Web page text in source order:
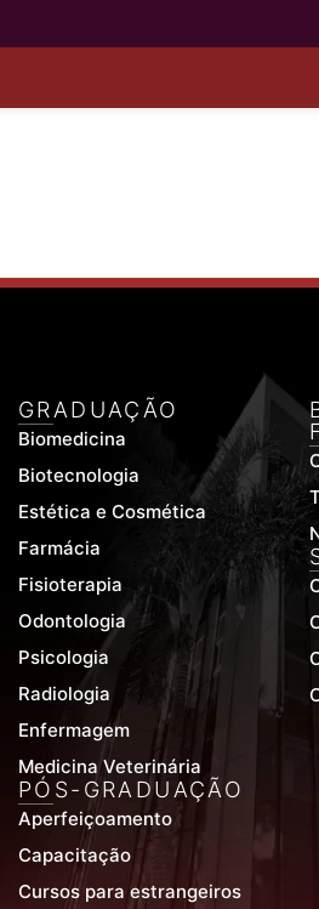
GRADUAÇÃO
Biomedicina
Biotecnologia
Estética e Cosmética
Farmácia
Fisioterapia
Odontologia
Psicologia
Radiologia
Enfermagem
Medicina Veterinária
PÓS-GRADUAÇÃO
Aperfeiçoamento
Capacitação
Cursos para estrangeiros